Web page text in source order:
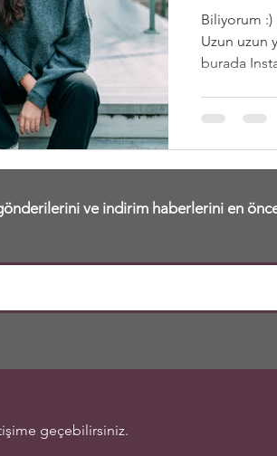
Biliyorum :)
Uzun uzun
burada
ve indirim haberlerini en
geçebilirsiniz.